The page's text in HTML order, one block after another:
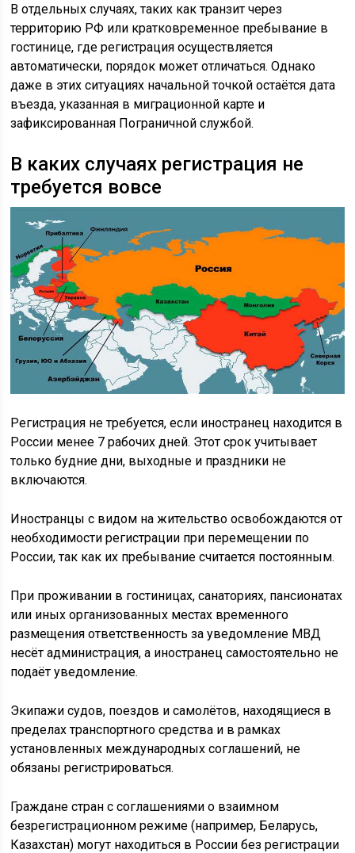
В отдельных случаях, таких как транзит через
территорию РФ или кратковременное пребывание в
гостинице, где регистрация осуществляется
автоматически, порядок может отличаться. Однако
даже в этих ситуациях начальной точкой остаётся дата
въезда, указанная в миграционной карте и
зафиксированная Пограничной службой.
В каких случаях регистрация не
требуется вовсе
Регистрация не требуется, если иностранец находится в
России менее 7 рабочих дней. Этот срок учитывает
только будние дни, выходные и праздники не
включаются.
Иностранцы с видом на жительство освобождаются от
необходимости регистрации при перемещении по
России, так как их пребывание считается постоянным.
При проживании в гостиницах, санаториях, пансионатах
или иных организованных местах временного
размещения ответственность за уведомление МВД
несёт администрация, а иностранец самостоятельно не
подаёт уведомление.
Экипажи судов, поездов и самолётов, находящиеся в
пределах транспортного средства и в рамках
установленных международных соглашений, не
обязаны регистрироваться.
Граждане стран с соглашениями о взаимном
безрегистрационном режиме (например, Беларусь,
Казахстан) могут находиться в России без регистрации